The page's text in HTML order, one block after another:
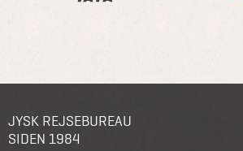
JYSK REJSEBUREAU
SIDEN 1984